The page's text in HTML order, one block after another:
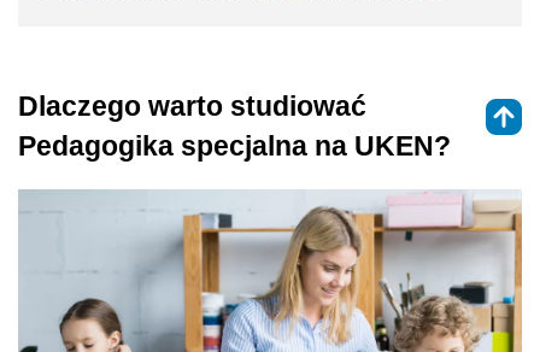
Dlaczego warto studiować
Pedagogika specjalna na UKEN?